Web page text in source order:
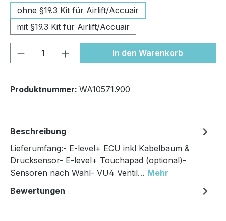
ohne §19.3 Kit für Airlift/Accuair
mit §19.3 Kit für Airlift/Accuair
Produkt Anzahl: Gib denIn den Warenkorb
Produktnummer: WA10571.900
Beschreibung
Lieferumfang:- E-level+ ECU inkl Kabelbaum &
Drucksensor- E-level+ Touchapad (optional)-
Sensoren nach Wahl- VU4 Ventil… Mehr
Bewertungen